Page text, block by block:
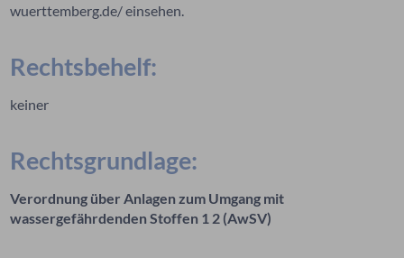
wuerttemberg.de/ einsehen.
Rechtsbehelf:
keiner
Rechtsgrundlage:
Verordnung über Anlagen zum Umgang mit
wassergefährdenden Stoffen 1 2 (AwSV)